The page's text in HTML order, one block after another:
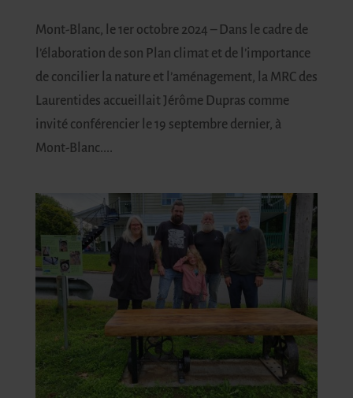
Mont-Blanc, le 1er octobre 2024 – Dans le cadre de
l’élaboration de son Plan climat et de l’importance
de concilier la nature et l’aménagement, la MRC des
Laurentides accueillait Jérôme Dupras comme
invité conférencier le 19 septembre dernier, à
Mont-Blanc....